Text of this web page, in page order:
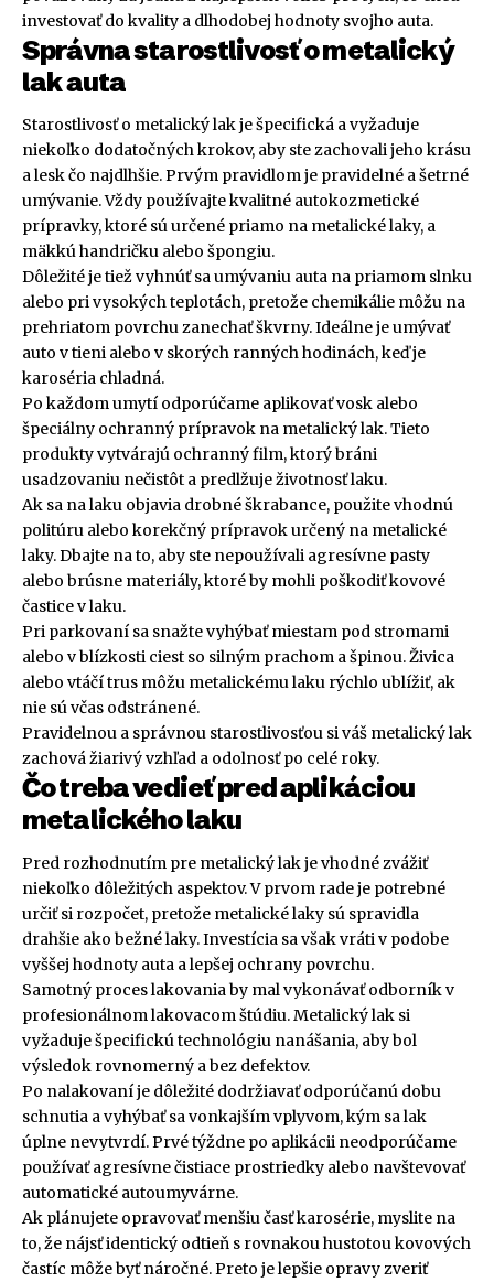
investovať do kvality a dlhodobej hodnoty svojho auta.
Správna starostlivosť o metalický
lak auta
Starostlivosť o metalický lak je špecifická a vyžaduje
niekoľko dodatočných krokov, aby ste zachovali jeho krásu
a lesk čo najdlhšie. Prvým pravidlom je pravidelné a šetrné
umývanie. Vždy používajte kvalitné autokozmetické
prípravky, ktoré sú určené priamo na metalické laky, a
mäkkú handričku alebo špongiu.
Dôležité je tiež vyhnúť sa umývaniu auta na priamom slnku
alebo pri vysokých teplotách, pretože chemikálie môžu na
prehriatom povrchu zanechať škvrny. Ideálne je umývať
auto v tieni alebo v skorých ranných hodinách, keď je
karoséria chladná.
Po každom umytí odporúčame aplikovať vosk alebo
špeciálny ochranný prípravok na metalický lak. Tieto
produkty vytvárajú ochranný film, ktorý bráni
usadzovaniu nečistôt a predlžuje životnosť laku.
Ak sa na laku objavia drobné škrabance, použite vhodnú
politúru alebo korekčný prípravok určený na metalické
laky. Dbajte na to, aby ste nepoužívali agresívne pasty
alebo brúsne materiály, ktoré by mohli poškodiť kovové
častice v laku.
Pri parkovaní sa snažte vyhýbať miestam pod stromami
alebo v blízkosti ciest so silným prachom a špinou. Živica
alebo vtáčí trus môžu metalickému laku rýchlo ublížiť, ak
nie sú včas odstránené.
Pravidelnou a správnou starostlivosťou si váš metalický lak
zachová žiarivý vzhľad a odolnosť po celé roky.
Čo treba vedieť pred aplikáciou
metalického laku
Pred rozhodnutím pre metalický lak je vhodné zvážiť
niekoľko dôležitých aspektov. V prvom rade je potrebné
určiť si rozpočet, pretože metalické laky sú spravidla
drahšie ako bežné laky. Investícia sa však vráti v podobe
vyššej hodnoty auta a lepšej ochrany povrchu.
Samotný proces lakovania by mal vykonávať odborník v
profesionálnom lakovacom štúdiu. Metalický lak si
vyžaduje špecifickú technológiu nanášania, aby bol
výsledok rovnomerný a bez defektov.
Po nalakovaní je dôležité dodržiavať odporúčanú dobu
schnutia a vyhýbať sa vonkajším vplyvom, kým sa lak
úplne nevytvrdí. Prvé týždne po aplikácii neodporúčame
používať agresívne čistiace prostriedky alebo navštevovať
automatické autoumyvárne.
Ak plánujete opravovať menšiu časť karosérie, myslite na
to, že nájsť identický odtieň s rovnakou hustotou kovových
častíc môže byť náročné. Preto je lepšie opravy zveriť